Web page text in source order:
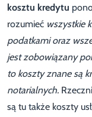
kosztu kredytu
rozumieć wszystkie
podatkami oraz
jest zobowiązany
to koszty znane są
notarialnych.
są tu także koszty